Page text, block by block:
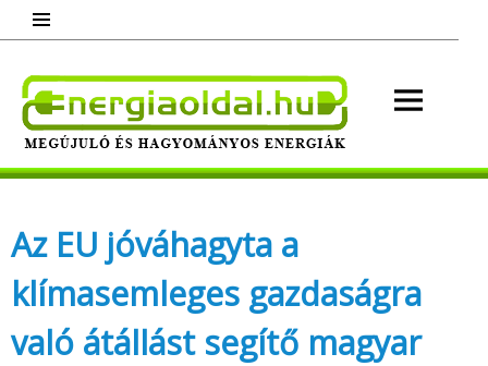
content
Megújuló és hagyományos energiák.
Az EU jóváhagyta a
klímasemleges gazdaságra
való átállást segítő magyar